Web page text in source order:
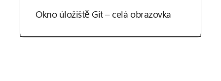
Okno úložiště Git – celá obrazovka